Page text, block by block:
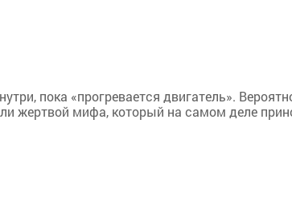
пока «прогревается двигатель».
жертвой мифа, который на самом деле